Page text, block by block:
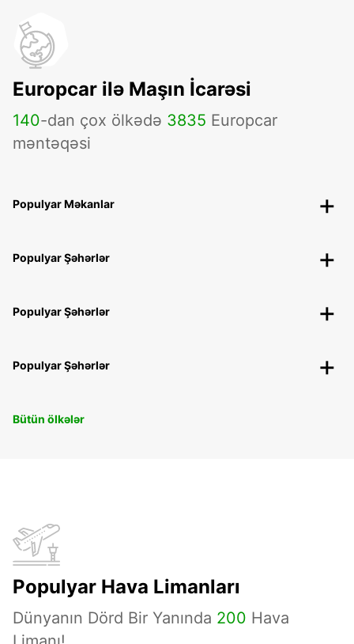
Europcar ilə Maşın İcarəsi
140-dan çox ölkədə 3835 Europcar
məntəqəsi
Populyar Məkanlar
Populyar Şəhərlər
Populyar Şəhərlər
Populyar Şəhərlər
Bütün ölkələr
Populyar Hava Limanları
Dünyanın Dörd Bir Yanında 200 Hava